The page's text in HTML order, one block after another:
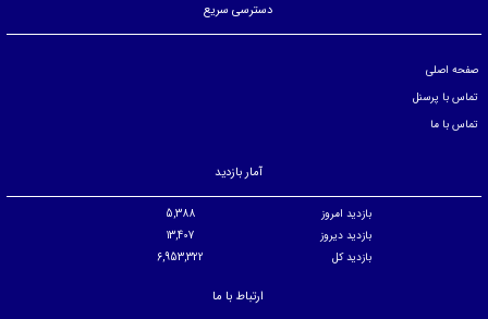
دسترسی سریع
صفحه اصلی
تماس با پرسنل
تماس با ما
آمار بازدید
بازدید امروز
5,388
بازدید دیروز
13,407
بازدید کل
6,953,322
ارتباط با ما